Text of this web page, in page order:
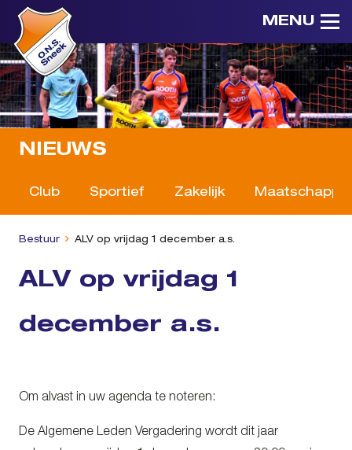
MENU
NIEUWS
Club Sportief Zakelijk
Bestuur ALV op vrijdag 1 december a.s.
ALV op vrijdag 1
december a.s.
Om alvast in uw agenda te noteren:
De Algemene Leden Vergadering wordt dit jaar